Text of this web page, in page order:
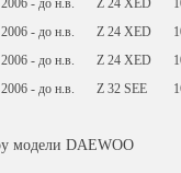
2006 - до н.в. Z 24 XED
2006 - до н.в. Z 24 XED
2006 - до н.в. Z 32 SEE
модели DAEWOO